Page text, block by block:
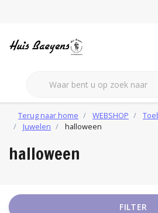
Terug naar home WEBSHOP
Juwelen
halloween
halloween
FILTER